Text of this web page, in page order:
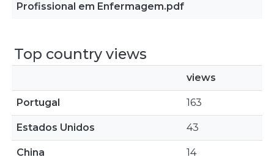
Profissional em Enfermagem.pdf
Top country views
views
Portugal 163
Estados Unidos 43
China 14